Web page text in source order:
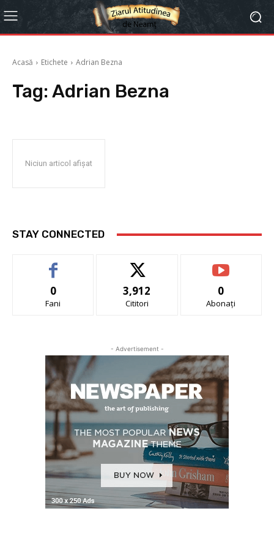
Acasă Etichete Adrian Bezna
Tag: Adrian Bezna
Niciun articol afișat
STAY CONNECTED
0
Fani
3,912
Cititori
0
Abonați
- Advertisement -